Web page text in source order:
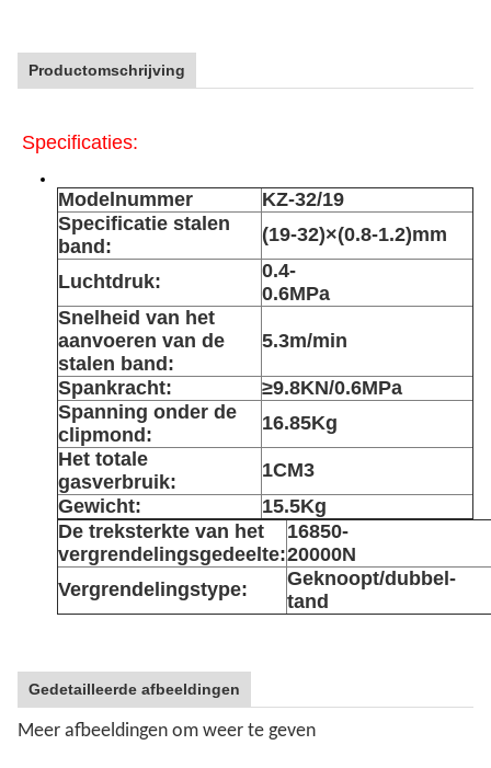
Productomschrijving
Specificaties:
Modelnummer
KZ-32/19
Specificatie stalen
band:
(19-32)×(0.8-1.2)mm
Luchtdruk:
0.4-
0.6MPa
Snelheid van het
aanvoeren van de
stalen band:
5.3m/min
Spankracht:
≥9.8KN/0.6MPa
Spanning onder de
clipmond:
16.85Kg
Het totale
gasverbruik:
1CM3
Gewicht:
15.5Kg
De treksterkte van het
vergrendelingsgedeelte:
16850-
Vergrendelingstype:
Geknoopt/dubbel-
tand
Gedetailleerde afbeeldingen
Meer afbeeldingen om weer te geven